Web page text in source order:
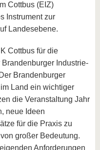
Cottbus (EIZ)
Instrument zur
Landesebene.
Cottbus für die
Industrie-
Brandenburger
Land ein wichtiger
die Veranstaltung Jahr
neue Ideen
für die Praxis zu
großer Bedeutung.
Anforderungen